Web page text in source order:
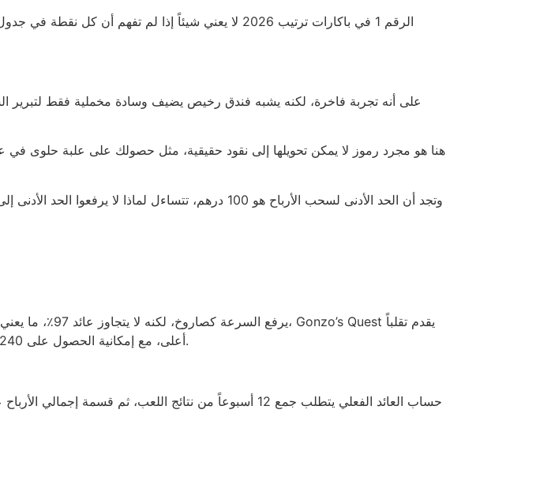
أعلى، مع إمكانية الحصول على 240٪ في دورة واحدة، لكن المتوسط يبقى 96.5٪، وهذا لا يختلف كثيراً عن أي باكارات آخر.